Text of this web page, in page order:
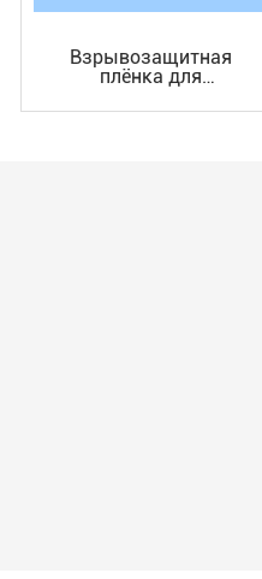
Взрывозащитная
плёнка для